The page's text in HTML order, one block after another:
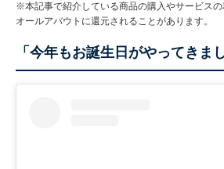
※本記事で紹介している商品の購入やサービス
オールアバウトに還元されることがあります。
「今年もお誕生日がやってきま